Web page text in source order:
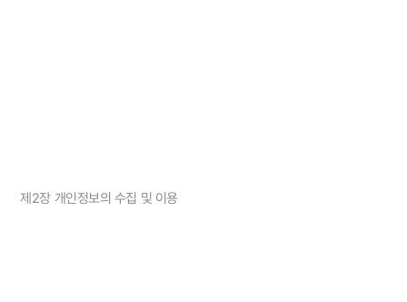
제2장 개인정보의 수집 및 이용